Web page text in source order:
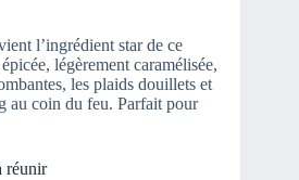
l’ingrédient star de ce
légèrement caramélisée,
les plaids douillets et
au coin du feu. Parfait pour
réunir